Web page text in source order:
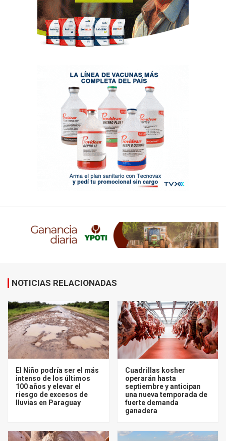
NOTICIAS RELACIONADAS
El Niño podría ser el más
intenso de los últimos
100 años y elevar el
riesgo de excesos de
lluvias en Paraguay
Cuadrillas kosher
operarán hasta
septiembre y anticipan
una nueva temporada de
fuerte demanda
ganadera